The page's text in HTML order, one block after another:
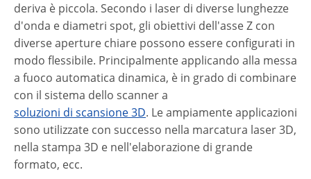
deriva è piccola. Secondo i laser di diverse lunghezze
d'onda e diametri spot, gli obiettivi dell'asse Z con
diverse aperture chiare possono essere configurati in
modo flessibile. Principalmente applicando alla messa
a fuoco automatica dinamica, è in grado di combinare
con il sistema dello scanner a
soluzioni di scansione 3D. Le ampiamente applicazioni
sono utilizzate con successo nella marcatura laser 3D,
nella stampa 3D e nell'elaborazione di grande
formato, ecc.